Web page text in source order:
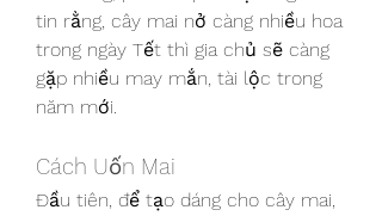
tin rằng, cây mai nở càng nhiều hoa
trong ngày Tết thì gia chủ sẽ càng
gặp nhiều may mắn, tài lộc trong
năm mới.
Cách Uốn Mai
Đầu tiên, để tạo dáng cho cây mai,